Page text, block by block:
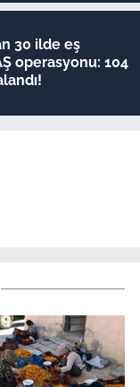
30 ilde eş
operasyonu: 104